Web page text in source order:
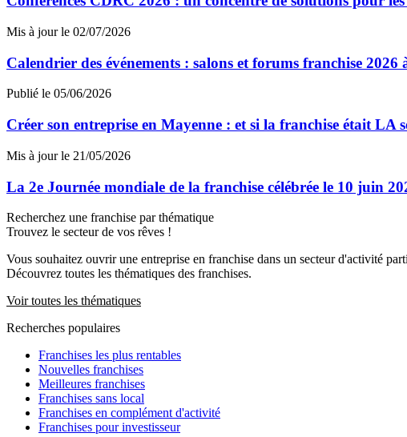
Mis à jour le 02/07/2026
Calendrier des événements : salons et forums franchise 2026
Publié le 05/06/2026
Créer son entreprise en Mayenne : et si la franchise était LA
Mis à jour le 21/05/2026
La 2e Journée mondiale de la franchise célébrée le 10 juin
Recherchez une franchise par thématique
Trouvez le secteur de vos rêves !
Vous souhaitez ouvrir une entreprise en franchise dans un secteur d'activité
Découvrez toutes les thématiques des franchises.
Voir toutes les thématiques
Recherches populaires
Franchises les plus rentables
Nouvelles franchises
Meilleures franchises
Franchises sans local
Franchises en complément d'activité
Franchises pour investisseur